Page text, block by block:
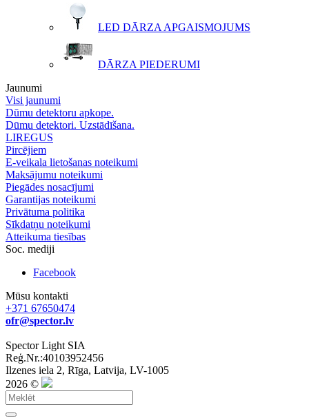
LED DĀRZA APGAISMOJUMS
DĀRZA PIEDERUMI
Jaunumi
Visi jaunumi
Dūmu detektoru apkope.
Dūmu detektori. Uzstādīšana.
LIREGUS
Pircējiem
E-veikala lietošanas noteikumi
Maksājumu noteikumi
Piegādes nosacījumi
Garantijas noteikumi
Privātuma politika
Sīkdatņu noteikumi
Atteikuma tiesības
Soc. mediji
Facebook
Mūsu kontakti
+371 67650474
ofr@spector.lv
Spector Light SIA
Reģ.Nr.:40103952456
Ilzenes iela 2, Rīga, Latvija, LV-1005
2026 ©